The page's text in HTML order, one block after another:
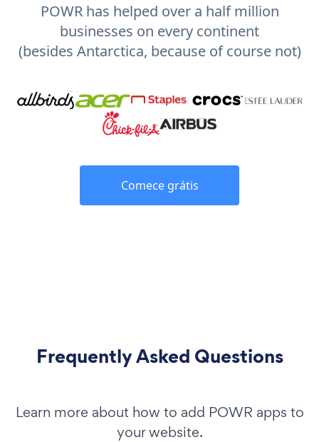
POWR has helped over a half million
businesses on every continent
(besides Antarctica, because of course not)
Comece grátis
Frequently Asked Questions
Learn more about how to add POWR apps to
your website.